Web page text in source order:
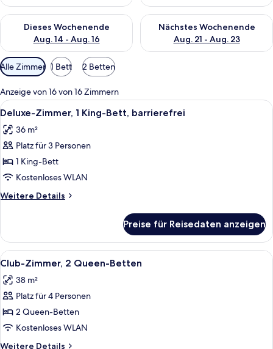
Dieses Wochenende
Aug. 14 - Aug. 16
Überprüfe die Verfügbarkeit für dieses Wochenende, Aug. 14
Nächstes Wochenende
Aug. 21 - Aug. 23
Überprüfe die Verfügbarkeit
Verfügbare
Filter
für
Zimmer
Alle Zimmer 1 Bett 2 Betten
Anzeige von 16 von 16 Zimmern
Alle
Fotos
für
Deluxe-
Zimmer,
1 King-
Bett,
barrierefrei
Ein Hotelzimmer mit Glastisch,
11
Deluxe-Zimmer, 1 King-Bett, barrierefrei
36 m²
Platz für 3 Personen
1 King-Bett
Kostenloses WLAN
Weitere Details
Weitere
Zimmer,
1 King-
Bett,
Preise für Reisedaten anzeigen
Alle
Fotos
für
Club-
Zimmer,
2 Queen-
Betten
Ein Hotelzimmer mit Glastisch,
9
Club-Zimmer, 2 Queen-Betten
38 m²
Platz für 4 Personen
2 Queen-Betten
Kostenloses WLAN
Weitere Details
Weitere